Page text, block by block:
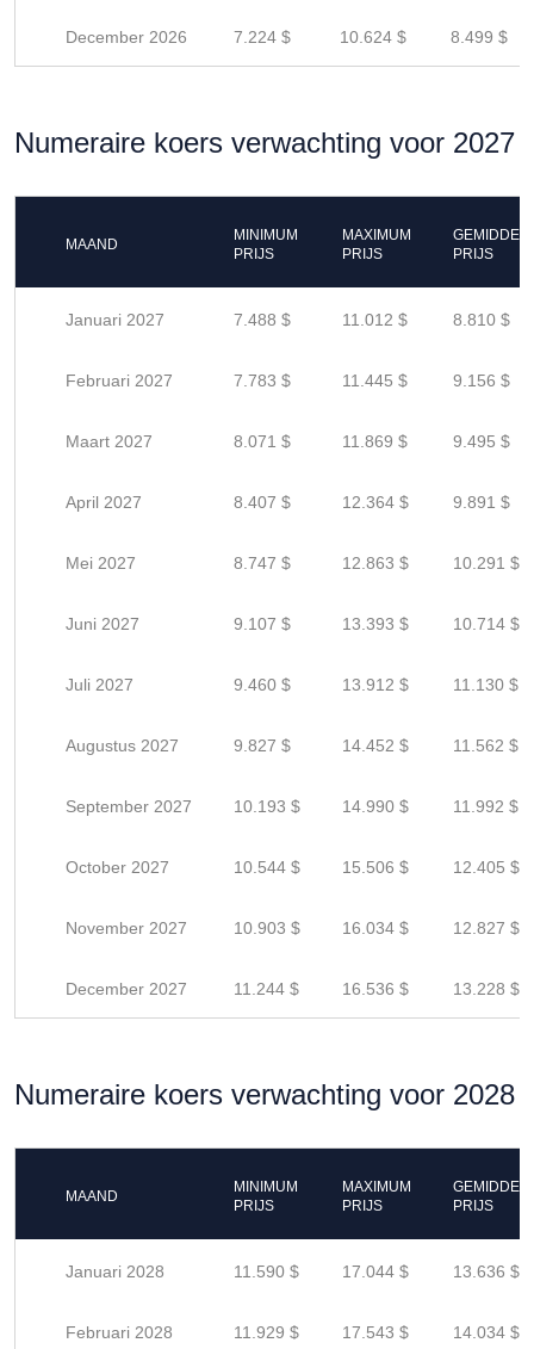
December 2026 7.224 $ 10.624 $ 8.499 $
Numeraire koers verwachting voor 2027
MAAND
MINIMUM
PRIJS
MAXIMUM
PRIJS
PRIJS
Januari 2027 7.488 $ 11.012 $ 8.810 $
Februari 2027 7.783 $ 11.445 $ 9.156 $
Maart 2027 8.071 $ 11.869 $ 9.495 $
April 2027 8.407 $ 12.364 $ 9.891 $
Mei 2027 8.747 $ 12.863 $ 10.291 $
Juni 2027 9.107 $ 13.393 $ 10.714 $
Juli 2027 9.460 $ 13.912 $ 11.130 $
Augustus 2027 9.827 $ 14.452 $ 11.562 $
September 2027 10.193 $ 14.990 $ 11.992 $
October 2027 10.544 $ 15.506 $ 12.405 $
November 2027 10.903 $ 16.034 $ 12.827 $
December 2027 11.244 $ 16.536 $ 13.228 $
Numeraire koers verwachting voor 2028
MAAND
MINIMUM
PRIJS
MAXIMUM
PRIJS
PRIJS
Januari 2028 11.590 $ 17.044 $ 13.636 $
Februari 2028 11.929 $ 17.543 $ 14.034 $